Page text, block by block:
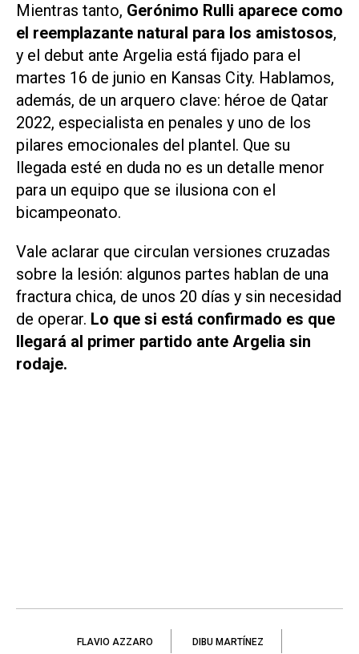
Mientras tanto, Gerónimo Rulli aparece como
el reemplazante natural para los amistosos,
y el debut ante Argelia está fijado para el
martes 16 de junio en Kansas City. Hablamos,
además, de un arquero clave: héroe de Qatar
2022, especialista en penales y uno de los
pilares emocionales del plantel. Que su
llegada esté en duda no es un detalle menor
para un equipo que se ilusiona con el
bicampeonato.
Vale aclarar que circulan versiones cruzadas
sobre la lesión: algunos partes hablan de una
fractura chica, de unos 20 días y sin necesidad
de operar. Lo que si está confirmado es que
llegará al primer partido ante Argelia sin
rodaje.
FLAVIO AZZARO DIBU MARTÍNEZ